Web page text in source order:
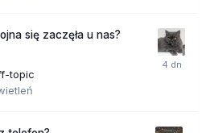
się zaczęła u nas?
topic